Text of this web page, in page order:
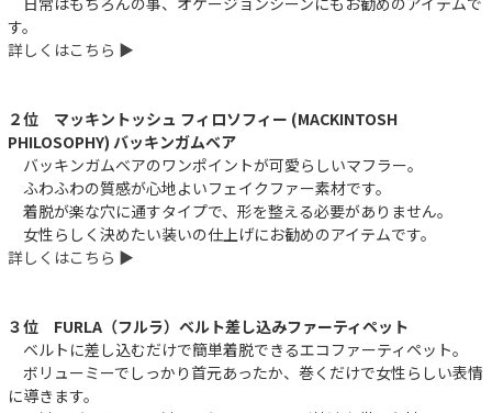
す。
詳しくはこちら ▶︎
２位 マッキントッシュ フィロソフィー (MACKINTOSH
PHILOSOPHY) バッキンガムベア
バッキンガムベアのワンポイントが可愛らしいマフラー。
ふわふわの質感が心地よいフェイクファー素材です。
着脱が楽な穴に通すタイプで、形を整える必要がありません。
女性らしく決めたい装いの仕上げにお勧めのアイテムです。
詳しくはこちら ▶︎
３位 FURLA（フルラ）ベルト差し込みファーティペット
ベルトに差し込むだけで簡単着脱できるエコファーティペット。
ボリューミーでしっかり首元あったか、巻くだけで女性らしい表情
に導きます。